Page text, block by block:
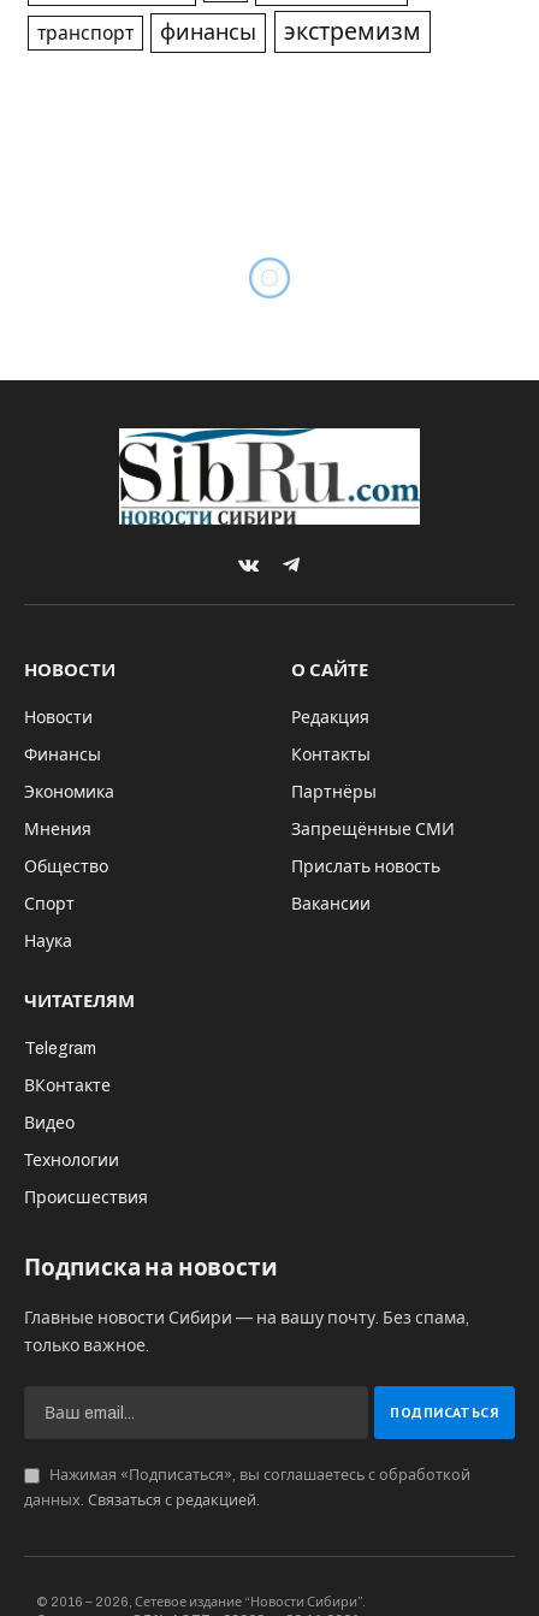
транспорт финансы экстремизм
Томские леса исключительно богаты природными дикорастущими
дарами/pixabay
Чиновники подсчитали, сколько
даров природы можно заготовить в
растений, грибов, ягод закупили
предприниматели у жителей Томской
области — такую цифру озвучил
председатель исполкома
межрегиональной ассоциации «Сибирское
встрече с журналистами.
Он уточнил, что половину объема составили
ягоды, в том числе популярные у покупателей
клюква, брусника и другие плоды. Также было
закуплено 650 тонн чаги, 27 тонн сосновых
тыс тонн было закуплено еловой лапки.
Кедровые орешки, по словам Гусельникова,
экспортировалось в дальнее зарубежье – в